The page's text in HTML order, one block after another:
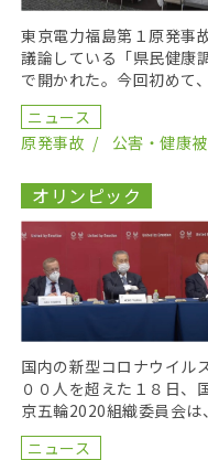
東京電力福島第１原発事
議論している「県民健康
で開かれた。今回初めて
た女児の二人の乳児が甲
ニュース
原発事故
公害・健康
オリンピック
国内の新型コロナウイル
００人を超えた１８日、
京五輪2020組織委員会
議を終了後、記者会見を
ニュース